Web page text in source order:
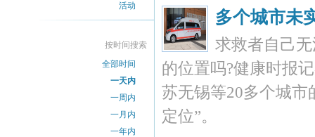
活动
按时间搜索
全部时间
一天内
一周内
一月内
一年内
多个城市未
求救者自己
的位置吗?健康时报
苏无锡等20多个城市
定位”。